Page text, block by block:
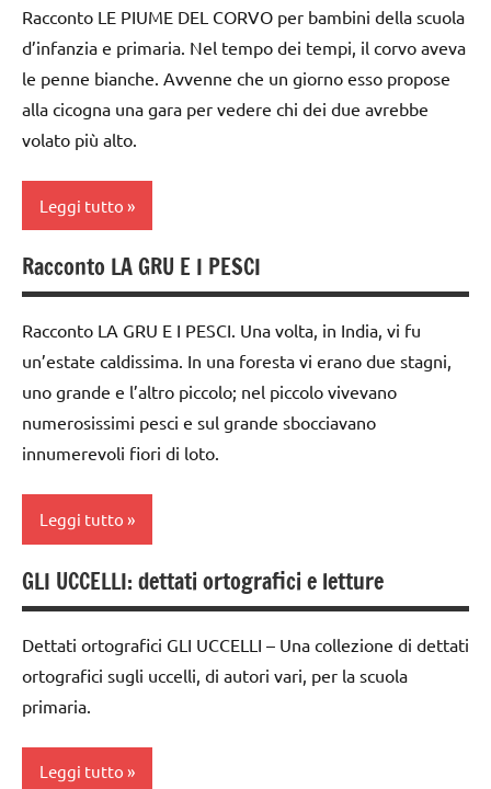
zoologia
anni
DOWNLOAD
GUIDA
materiale
didattico
nomenclature
Montessori
scienze:
animali
ARGOMENTI
PER ETA'
TUTTI GLI
6
anni
dai
6
anni
racconti
TUTTI GLI
Racconto LE PIUME DEL CORVO per bambini della scuola
d’infanzia e primaria. Nel tempo dei tempi, il corvo aveva
le penne bianche. Avvenne che un giorno esso propose
alla cicogna una gara per vedere chi dei due avrebbe
volato più alto.
Leggi tutto
dai
3 ai
6
anni
dai
6
racconti
TUTTI GLI
ARGOMENTI
ARTICOLI
Racconto LA GRU E I PESCI
Racconto LA GRU E I PESCI. Una volta, in India, vi fu
un’estate caldissima. In una foresta vi erano due stagni,
uno grande e l’altro piccolo; nel piccolo vivevano
numerosissimi pesci e sul grande sbocciavano
innumerevoli fiori di loto.
Leggi tutto
dai
3 ai
6
dai
GLI UCCELLI: dettati ortografici e letture
Dettati ortografici GLI UCCELLI – Una collezione di dettati
ortografici sugli uccelli, di autori vari, per la scuola
primaria.
Leggi tutto